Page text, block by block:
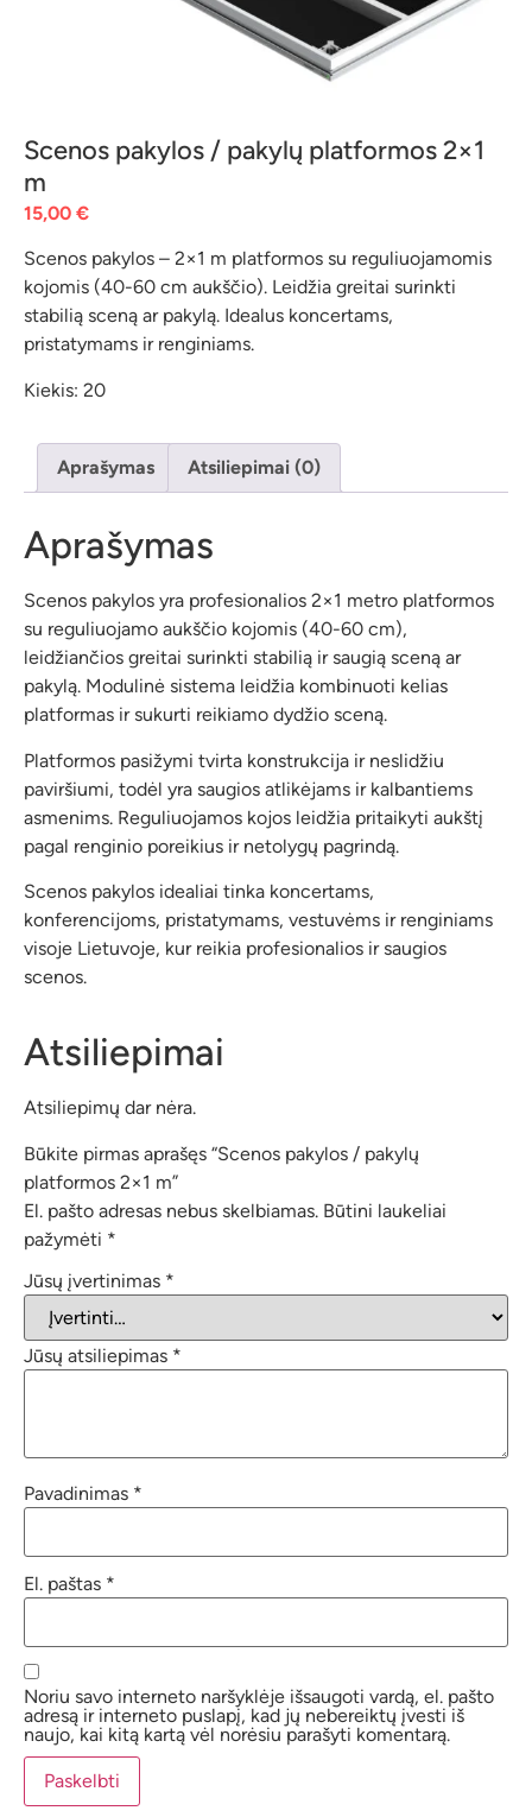
Scenos pakylos / pakylų platformos 2×1
m
15,00 €
Scenos pakylos – 2×1 m platformos su reguliuojamomis
kojomis (40-60 cm aukščio). Leidžia greitai surinkti
stabilią sceną ar pakylą. Idealus koncertams,
pristatymams ir renginiams.
Kiekis: 20
Aprašymas Atsiliepimai (0)
Aprašymas
Scenos pakylos yra profesionalios 2×1 metro platformos
su reguliuojamo aukščio kojomis (40-60 cm),
leidžiančios greitai surinkti stabilią ir saugią sceną ar
pakylą. Modulinė sistema leidžia kombinuoti kelias
platformas ir sukurti reikiamo dydžio sceną.
Platformos pasižymi tvirta konstrukcija ir neslidžiu
paviršiumi, todėl yra saugios atlikėjams ir kalbantiems
asmenims. Reguliuojamos kojos leidžia pritaikyti aukštį
pagal renginio poreikius ir netolygų pagrindą.
Scenos pakylos idealiai tinka koncertams,
konferencijoms, pristatymams, vestuvėms ir renginiams
visoje Lietuvoje, kur reikia profesionalios ir saugios
scenos.
Atsiliepimai
Atsiliepimų dar nėra.
Būkite pirmas aprašęs “Scenos pakylos / pakylų
platformos 2×1 m”
El. pašto adresas nebus skelbiamas. Būtini laukeliai
pažymėti *
Jūsų įvertinimas *
Jūsų atsiliepimas *
Pavadinimas *
El. paštas *
Noriu savo interneto naršyklėje išsaugoti vardą, el. pašto
adresą ir interneto puslapį, kad jų nebereiktų įvesti iš
naujo, kai kitą kartą vėl norėsiu parašyti komentarą.